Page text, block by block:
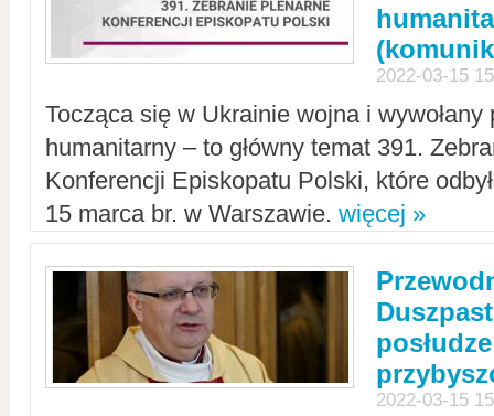
2022-03-15
Tocząca się w Ukrainie wojna i
humanitarny – to główny temat 391.
Konferencji Episkopatu Polski, które
15 marca br. w Warszawie. więcej »
2022-03-15